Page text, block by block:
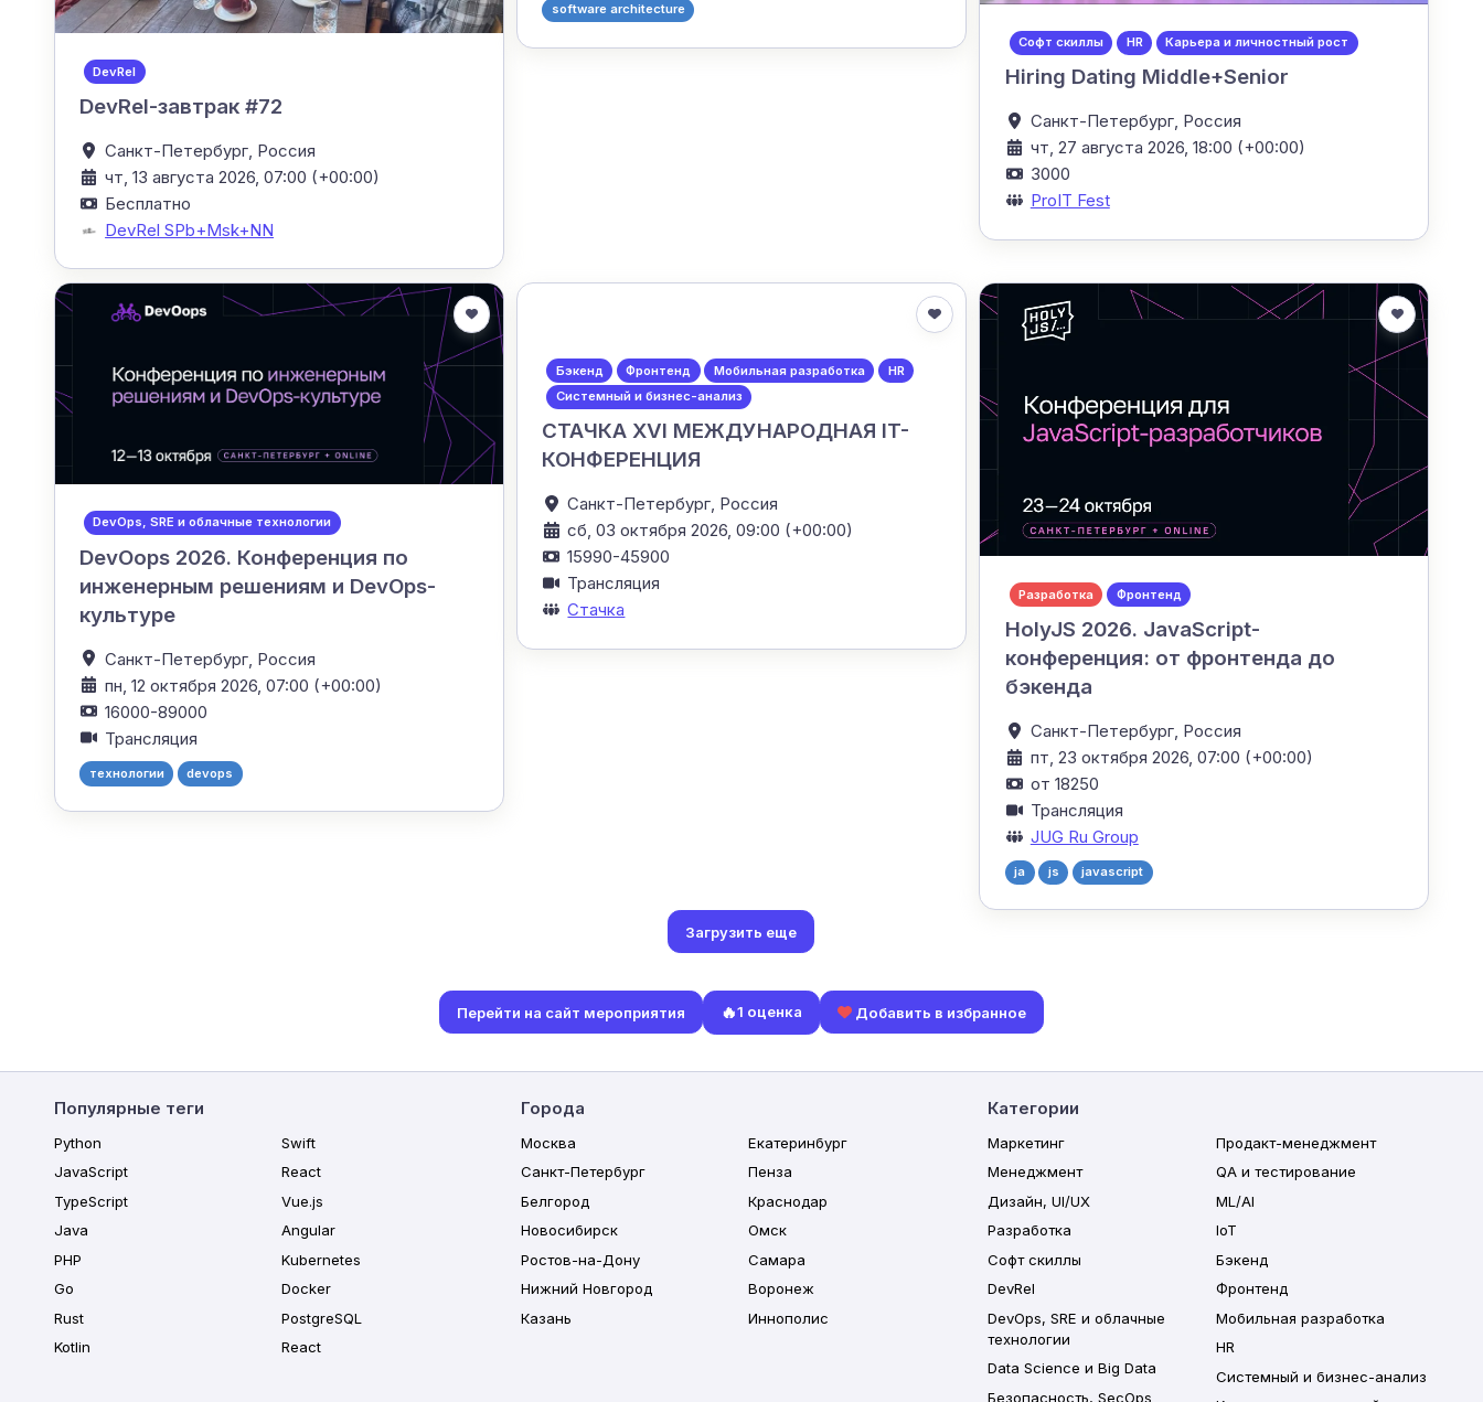
DevRel
DevRel-завтрак #72
Санкт-Петербург, Россия
чт, 13 августа 2026, 07:00 (+00:00)
Бесплатно
DevRel SPb+Msk+NN
software architecture
Софт скиллы HR Карьера и личностный рост
Hiring Dating Middle+Senior
Санкт-Петербург, Россия
чт, 27 августа 2026, 18:00 (+00:00)
3000
ProIT Fest
DevOps, SRE и облачные технологии
DevOops 2026. Конференция по
инженерным решениям и DevOps-
культуре
Санкт-Петербург, Россия
пн, 12 октября 2026, 07:00 (+00:00)
16000-89000
Трансляция
технологии devops
Бэкенд Фронтенд Мобильная разработка
HR
Системный и бизнес-анализ
СТАЧКА XVI МЕЖДУНАРОДНАЯ IT-
КОНФЕРЕНЦИЯ
Санкт-Петербург, Россия
сб, 03 октября 2026, 09:00 (+00:00)
15990-45900
Трансляция
Стачка
Разработка Фронтенд
HolyJS 2026. JavaScript-
конференция: от фронтенда до
бэкенда
Санкт-Петербург, Россия
пт, 23 октября 2026, 07:00 (+00:00)
от 18250
Трансляция
JUG Ru Group
ja js javascript
Загрузить еще
Перейти на сайт мероприятия 🔥1 оценка Добавить в избранное
Популярные теги
Python
JavaScript
TypeScript
Java
PHP
Go
Rust
Kotlin
Swift
React
Vue.js
Angular
Kubernetes
Docker
PostgreSQL
React
Города
Москва
Санкт-Петербург
Белгород
Новосибирск
Ростов-на-Дону
Нижний Новгород
Казань
Екатеринбург
Пенза
Краснодар
Омск
Самара
Воронеж
Иннополис
Категории
Маркетинг
Менеджмент
Дизайн, UI/UX
Разработка
Софт скиллы
DevRel
DevOps, SRE и облачные
технологии
Data Science и Big Data
Безопасность, SecOps
Продакт-менеджмент
QA и тестирование
ML/AI
IoT
Бэкенд
Фронтенд
Мобильная разработка
HR
Системный и бизнес-анализ